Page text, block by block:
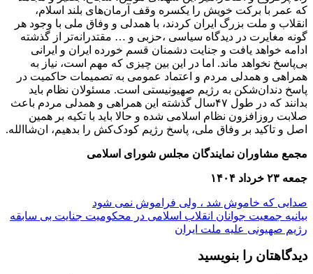
که عمر با برکت خویش را یکسره وقف آرمان‌های بلند اسلام،
انقلاب و ملت بزرگ ایران کردند، با همدلی و وفاق ملی با وجود هر
گونه مغایرت در دیدگاه سیاسی ،حزبی و … مقتدرانه‌تر از گذشته
ادامه خواهد یافت و جنایت دشمنان قسم خورده ایران و ایرانی
بی‌پاسخ نخواهد ماند. اما در این بین چیزی که مهم است، نیاز به
همراهی و همدلی مردم و اعتماد عمومی به تصمیمات حاکمیت در
پاسخ دندان‌شکن به رژیم صهیونیستی است. مسئولان نظام باید
بدانند که در طول ۴۷سال گذشته این همراهی و همدلی مردم باعث
صلابت روزافزون نظام اسلامی شده و حالا باید با تکیه بر همین
اصل و تاکید بر وفاق ملی، پاسخ رژیم کودک‌کش را بدهیم، ان‌شاالله.
مجمع مشاوران نمایندگان مجلس شورای اسلامی
جمعه ۲۳ خرداد ۱۴۰۴
راهبری
نوشته
صدایی که خاموش شد ، ولی فراموش نمی شود
بیانیه جمعیت جوانان انقلاب اسلامی در محکومیت جنایت بی سابقه
رژیم صهیونی علیه ملت ایران
دیدگاهتان را بنویسید